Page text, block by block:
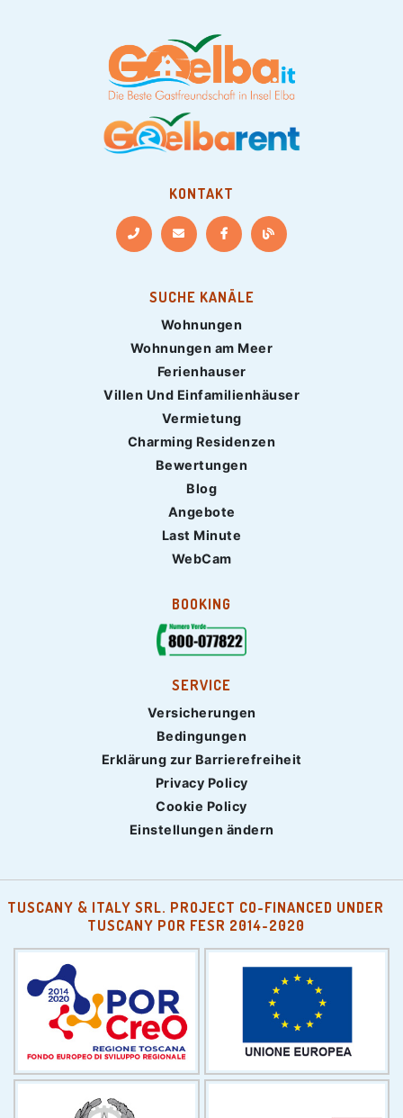
KONTAKT
SUCHE KANÄLE
Wohnungen
Wohnungen am Meer
Ferienhauser
Villen Und Einfamilienhäuser
Vermietung
Charming Residenzen
Bewertungen
Blog
Angebote
Last Minute
WebCam
BOOKING
SERVICE
Versicherungen
Bedingungen
Erklärung zur Barrierefreiheit
Privacy Policy
Cookie Policy
Einstellungen ändern
TUSCANY & ITALY SRL. PROJECT CO-FINANCED UNDER
TUSCANY POR FESR 2014-2020